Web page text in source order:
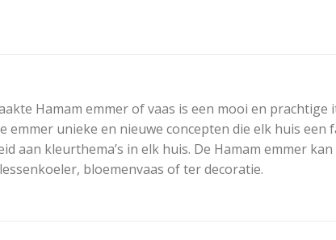
Hamam emmer of vaas is een mooi en
emmer unieke en nieuwe concepten die elk huis
aan kleurthema’s in elk huis. De Hamam emmer
bloemenvaas of ter decoratie.